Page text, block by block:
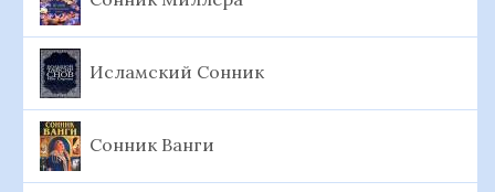
Исламский Сонник
Сонник Ванги